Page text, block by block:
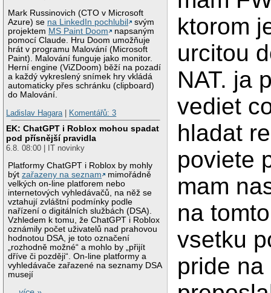
Mark Russinovich (CTO v Microsoft
Azure) se na LinkedIn pochlubil
svým
projektem MS Paint Doom
napsaným
pomocí Claude. Hru Doom umožňuje
hrát v programu Malování (Microsoft
Paint). Malování funguje jako monitor.
Herní engine (ViZDoom) běží na pozadí
a každý vykreslený snímek hry vkládá
automaticky přes schránku (clipboard)
do Malování.
Ladislav Hagara
Komentářů: 3
EK: ChatGPT i Roblox mohou spadat
pod přísnější pravidla
6.8. 08:00 | IT novinky
Platformy ChatGPT i Roblox by mohly
býtzařazeny na seznam
mimořádně
velkých on-line platforem nebo
internetových vyhledávačů, na něž se
vztahují zvláštní podmínky podle
nařízení o digitálních službách (DSA).
Vzhledem k tomu, že ChatGPT i Roblox
oznámily počet uživatelů nad prahovou
hodnotou DSA, je toto označení
„rozhodně možné“ a mohlo by „přijít
dříve či později“. On-line platformy a
vyhledávače zařazené na seznamy DSA
musejí
ktorom
urcitou
NAT. ja
vediet
hladat
poviete
mam
na
vsetku
pride na